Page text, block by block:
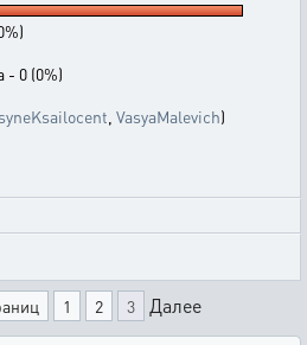
- 0 (0%)
VasyaMalevich)
1 2 3 Далее